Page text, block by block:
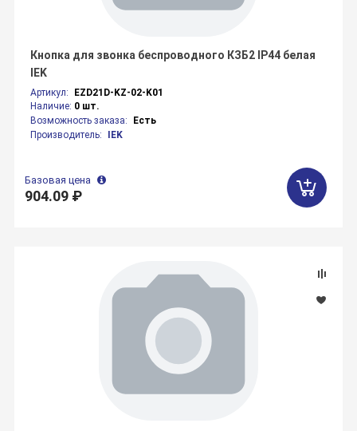
Артикул:
EZD21D-KZ-02-K01
Наличие: 0 шт.
Возможность заказа:
Есть
Производитель:
IEK
Кнопка для звонка беспроводного КЗБ2 IP44 белая
IEK
Базовая цена
904.09 ₽